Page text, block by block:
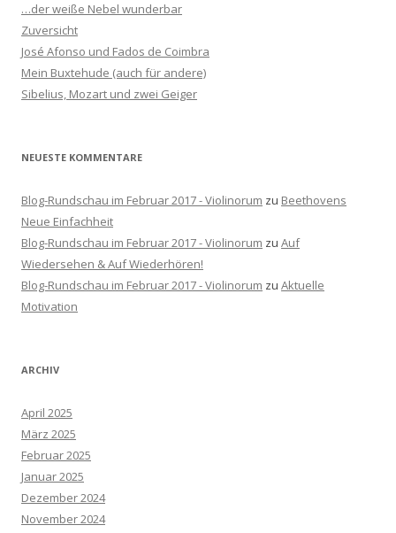
n
a
c
h
…der weiße Nebel wunderbar
Zuversicht
José Afonso und Fados de Coimbra
Mein Buxtehude (auch für andere)
Sibelius, Mozart und zwei Geiger
NEUESTE KOMMENTARE
Blog-Rundschau im Februar 2017 - Violinorum zu Beethovens
Neue Einfachheit
Blog-Rundschau im Februar 2017 - Violinorum zu Auf
Wiedersehen & Auf Wiederhören!
Blog-Rundschau im Februar 2017 - Violinorum zu Aktuelle
Motivation
ARCHIV
April 2025
März 2025
Februar 2025
Januar 2025
Dezember 2024
November 2024